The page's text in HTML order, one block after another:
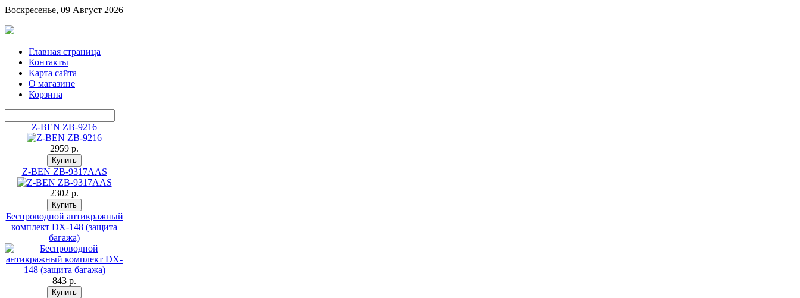
Воскресенье, 09 Август 2026
Главная страница
Контакты
Карта сайта
О магазине
Корзина
Z-BEN ZB-9216
2959 p.
Z-BEN ZB-9317AAS
2302 p.
Беспроводной антикражный
комплект DX-148 (защита
багажа)
843 p.